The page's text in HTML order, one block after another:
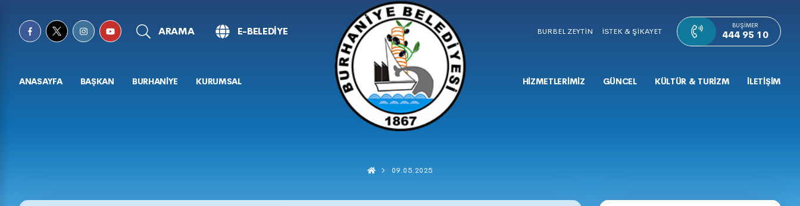
ARAMA E-BELEDİYE BURBEL ZEYTİN İSTEK & ŞİKAYET
BUŞIMER
444 95 10
ANASAYFA BAŞKAN BURHANİYE KURUMSAL HİZMETLERİMİZ GÜNCEL KÜLTÜR & TURİZM İLETİŞİM
09.05.2025